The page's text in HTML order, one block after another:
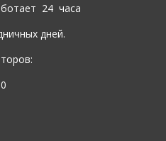
24 часа
дней.